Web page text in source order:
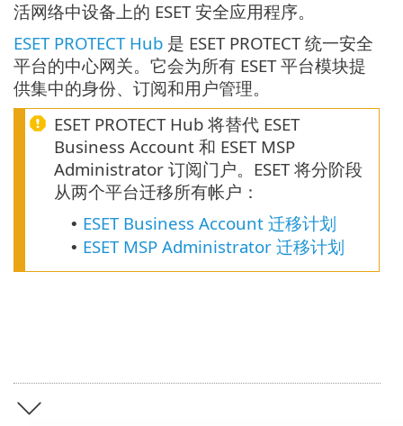
活网络中设备上的 ESET 安全应用程序。
ESET PROTECT Hub 是 ESET PROTECT 统一安全
平台的中心网关。它会为所有 ESET 平台模块提
供集中的身份、订阅和用户管理。
ESET PROTECT Hub 将替代 ESET
Business Account 和 ESET MSP
Administrator 订阅门户。ESET 将分阶段
从两个平台迁移所有帐户：
• ESET Business Account 迁移计划
• ESET MSP Administrator 迁移计划